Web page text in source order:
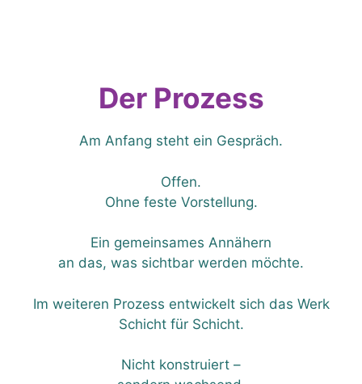
Der Prozess
Am Anfang steht ein Gespräch.
Offen.
Ohne feste Vorstellung.
Ein gemeinsames Annähern
an das, was sichtbar werden möchte.
Im weiteren Prozess entwickelt sich das Werk
Schicht für Schicht.
Nicht konstruiert –